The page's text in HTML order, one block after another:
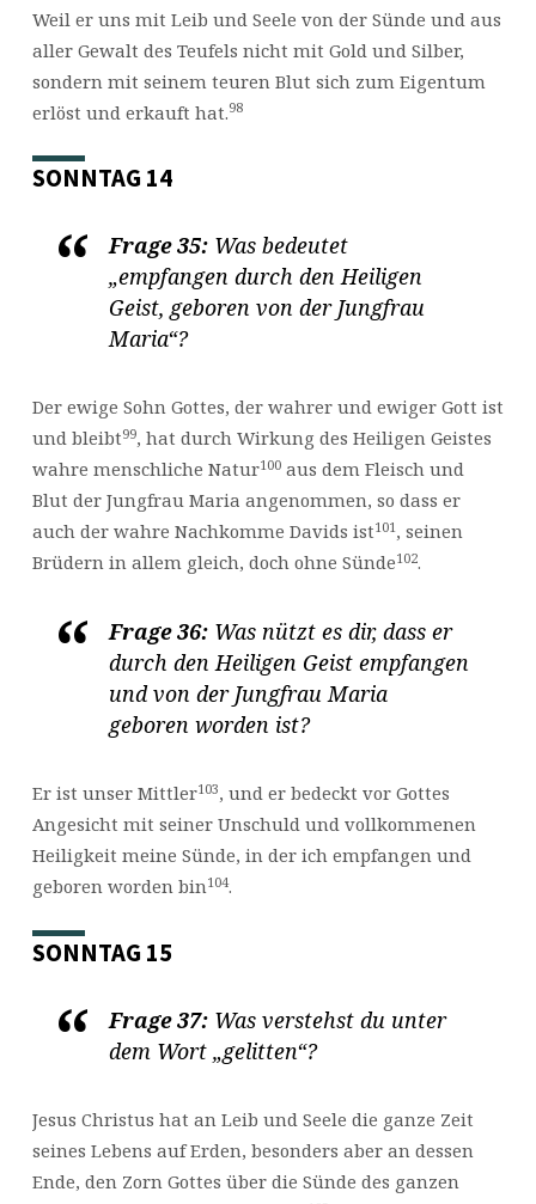
Weil er uns mit Leib und Seele von der Sünde und aus
aller Gewalt des Teufels nicht mit Gold und Silber,
sondern mit seinem teuren Blut sich zum Eigentum
erlöst und erkauft hat.98
SONNTAG 14
Frage 35:Was bedeutet
„empfangen durch den Heiligen
Geist, geboren von der Jungfrau
Maria“?
Der ewige Sohn Gottes, der wahrer und ewiger Gott ist
und bleibt99, hat durch Wirkung des Heiligen Geistes
wahre menschliche Natur100aus dem Fleisch und
Blut der Jungfrau Maria angenommen, so dass er
auch der wahre Nachkomme Davids ist101, seinen
Brüdern in allem gleich, doch ohne Sünde102.
Frage 36:Was nützt es dir, dass er
durch den Heiligen Geist empfangen
und von der Jungfrau Maria
geboren worden ist?
Er ist unser Mittler103, und er bedeckt vor Gottes
Angesicht mit seiner Unschuld und vollkommenen
Heiligkeit meine Sünde, in der ich empfangen und
geboren worden bin104.
SONNTAG 15
Frage 37:Was verstehst du unter
dem Wort „gelitten“?
Jesus Christus hat an Leib und Seele die ganze Zeit
seines Lebens auf Erden, besonders aber an dessen
Ende, den Zorn Gottes über die Sünde des ganzen